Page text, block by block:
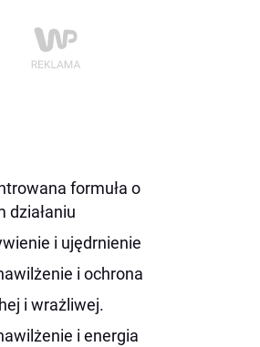
formuła o
działaniu
i ujędrnienie
i ochrona
i wrażliwej.
i energia